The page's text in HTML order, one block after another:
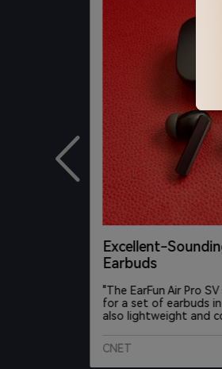
Excellent-
Earbuds
"The EarFun Air Pro
for a set of earbuds
also lightweight and
CNET